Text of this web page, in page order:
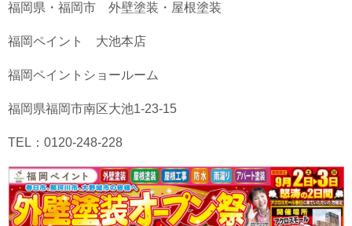
福岡県・福岡市 外壁塗装・屋根塗装
福岡ペイント 大池本店
福岡ペイントショールーム
福岡県福岡市南区大池1-23-15
TEL：0120-248-228